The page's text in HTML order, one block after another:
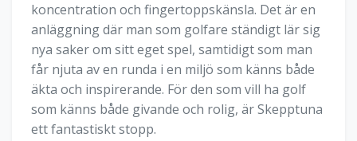
koncentration och fingertoppskänsla. Det är en
anläggning där man som golfare ständigt lär sig
nya saker om sitt eget spel, samtidigt som man
får njuta av en runda i en miljö som känns både
äkta och inspirerande. För den som vill ha golf
som känns både givande och rolig, är Skepptuna
ett fantastiskt stopp.